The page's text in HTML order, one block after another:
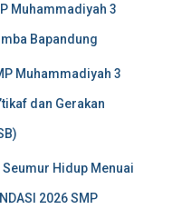
Muhammadiyah 3
Bapandung
Muhammadiyah 3
dan Gerakan
Hidup Menuai
2026 SMP